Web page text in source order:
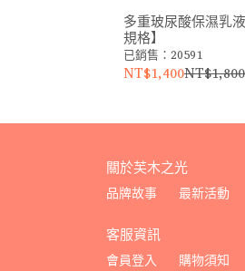
多重玻尿酸保濕乳
規格】
已銷售：20591
NT$1,400NT$1,800
關於芙木之光
品牌故事 最新活動
客服資訊
會員登入 購物須知